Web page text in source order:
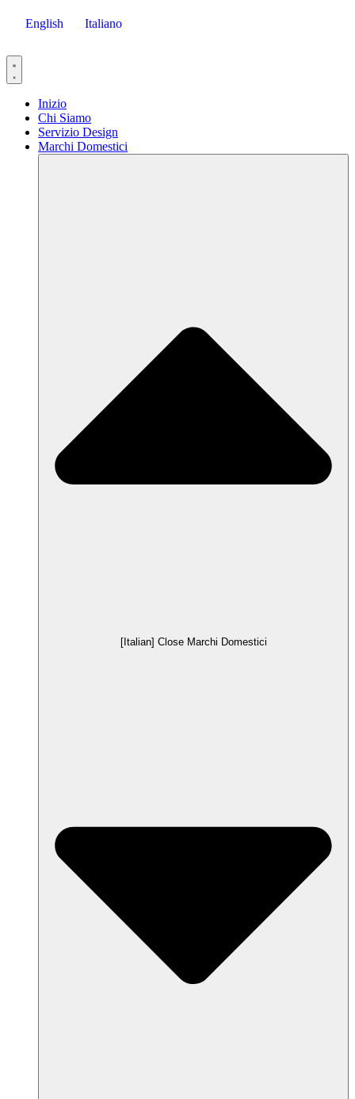
Skip
content
English Italiano
Inizio
Chi Siamo
Servizio Design
Marchi Domestici
[Italian] Close Marchi Domestici